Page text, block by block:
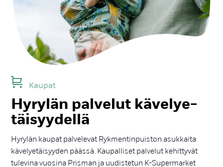
Kau­pat
Hy­ry­län pal­ve­lut kä­ve­lye­
täi­syy­del­lä
Hyrylän kaupat palvelevat Rykmentinpuiston asukkaita
kävelyetäisyyden päässä. Kaupalliset palvelut kehittyvät
tulevina vuosina Prisman ja uudistetun K-Supermarket